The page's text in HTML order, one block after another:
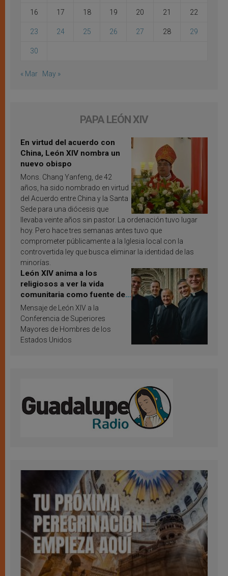
16 17 18 19 20 21 22
23 24 25 26 27 28 29
30
« Mar May »
PAPA LEÓN XIV
En virtud del acuerdo con
China, León XIV nombra un
nuevo obispo
Mons. Chang Yanfeng, de 42
años, ha sido nombrado en virtud
del Acuerdo entre China y la Santa
Sede para una diócesis que
llevaba veinte años sin pastor. La ordenación tuvo lugar
hoy. Pero hace tres semanas antes tuvo que
comprometer públicamente a la Iglesia local con la
controvertida ley que busca eliminar la identidad de las
minorías.
León XIV anima a los
religiosos a ver la vida
comunitaria como fuente de
inspiración y santificación
Mensaje de León XIV a la
Conferencia de Superiores
Mayores de Hombres de los
Estados Unidos